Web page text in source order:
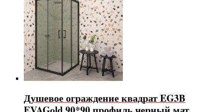
Душевое ограждение квадрат EG3B